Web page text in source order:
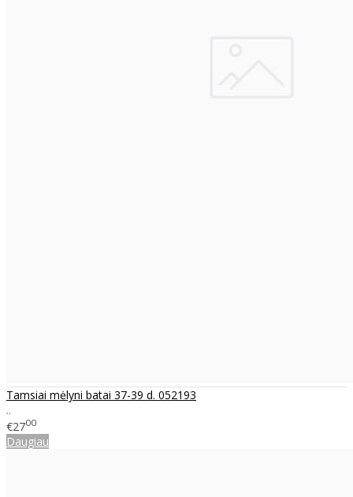
Tamsiai mėlyni batai 37-39 d. 052193
..
€2700
Daugiau